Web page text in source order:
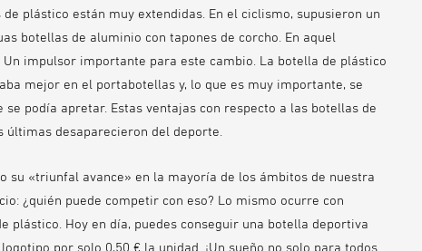
plástico están muy extendidas. En el ciclismo, supusieron un
botellas de aluminio con tapones de corcho. En aquel
impulsor importante para este cambio. La botella de plástico
mejor en el portabotellas y, lo que es muy importante, se
podía apretar. Estas ventajas con respecto a las botellas de
desaparecieron del deporte.
su «triunfal avance» en la mayoría de los ámbitos de nuestra
¿quién puede competir con eso? Lo mismo ocurre con
plástico. Hoy en día, puedes conseguir una botella deportiva
por solo 0,50 € la unidad. ¡Un sueño no solo para todos